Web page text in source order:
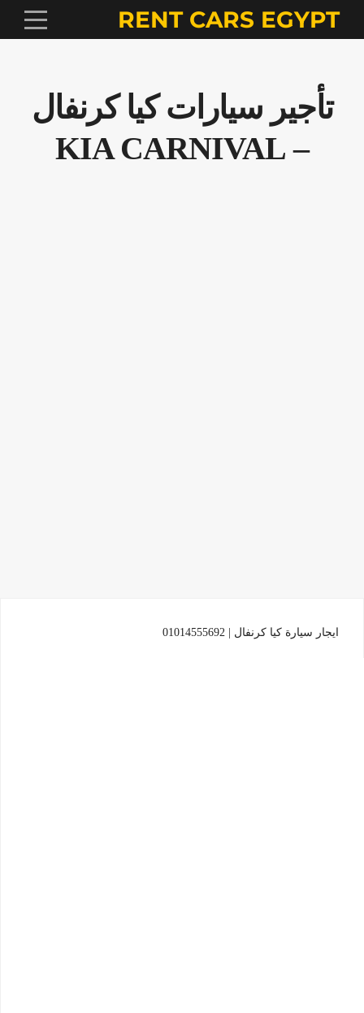
RENT CARS EGYPT
تأجير سيارات كيا كرنفال
– KIA CARNIVAL
ايجار سيارة كيا كرنفال | 01014555692